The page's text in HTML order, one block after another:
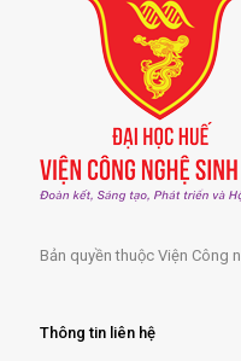
Bản quyền thuộc Viện Công
Thông tin liên hệ